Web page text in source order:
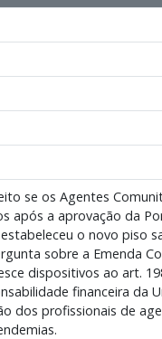
se os Agentes
após a aprovação da
o novo piso
sobre a Emenda
dispositivos ao art.
financeira da
dos profissionais de